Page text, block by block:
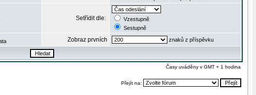
Setřídit dle:
Vzestupně
Sestupně
Zobraz prvních znaků z příspěvku
Časy uváděny v GMT + 1 hodina
Přejít na: